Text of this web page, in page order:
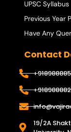
UPSC Syllabus
Previous Year
Have Any
Contact
19/2A